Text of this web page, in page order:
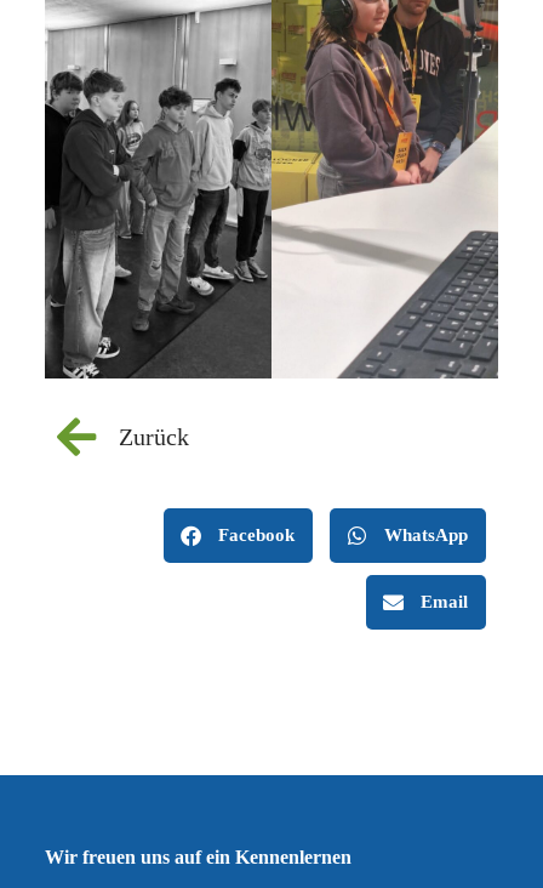
Zurück
Facebook WhatsApp
Email
Wir freuen uns auf ein Kennenlernen